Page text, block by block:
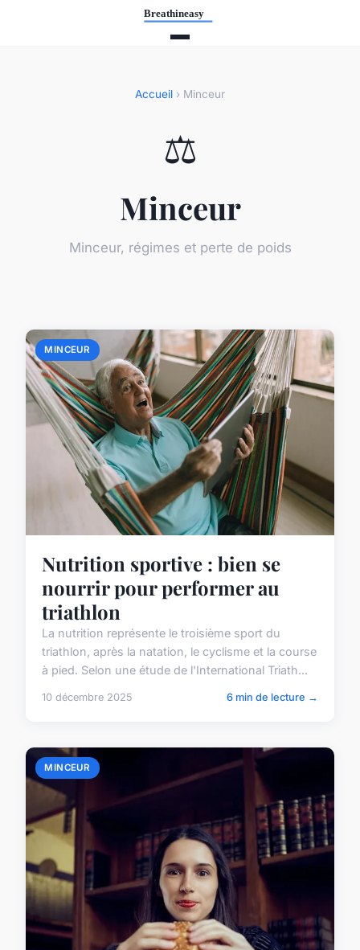
Accueil › Minceur
⚖️
Minceur
Minceur, régimes et perte de poids
MINCEUR
Nutrition sportive : bien se
nourrir pour performer au
triathlon
La nutrition représente le troisième sport du
triathlon, après la natation, le cyclisme et la course
à pied. Selon une étude de l'International Triath...
10 décembre 2025 6 min de lecture →
MINCEUR